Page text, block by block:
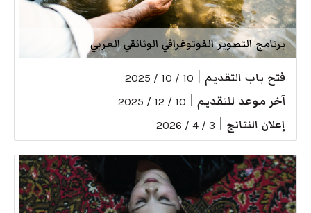
برنامج التصوير الفوتوغرافي الوثائقي العربي
فتح باب التقديم 10 / 10 / 2025
آخر موعد للتقديم 10 / 12 / 2025
إعلان النتائج 3 / 4 / 2026